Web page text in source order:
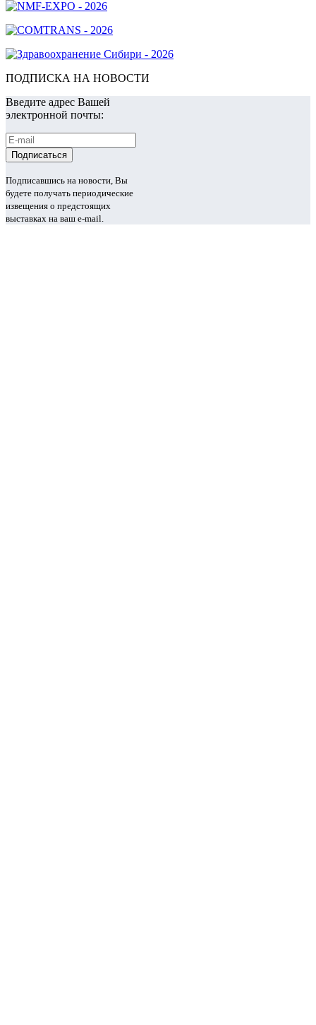
ПОДПИСКА НА НОВОСТИ
Введите адрес Вашей
электронной почты:
Подписавшись на новости, Вы
будете получать периодические
извещения о предстоящих
выставках на ваш e-mail.